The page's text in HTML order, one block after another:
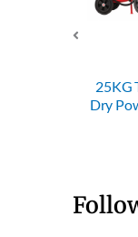
25KG Trolley
Dry Powder FE